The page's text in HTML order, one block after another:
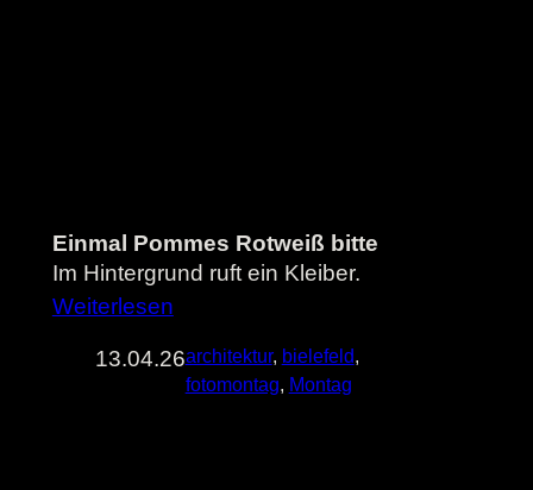
Einmal Pommes Rotweiß bitte
Im Hintergrund ruft ein Kleiber.
Weiterlesen
13.04.26architektur, bielefeld
fotomontag, Montag